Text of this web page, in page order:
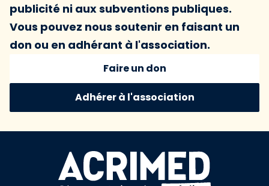
publicité ni aux subventions publiques.
Vous pouvez nous soutenir en faisant un
don ou en adhérant à l'association.
Faire un don
Adhérer à l'association